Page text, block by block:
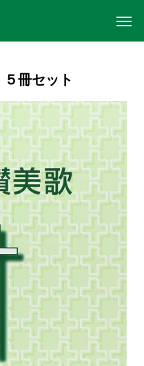
冊セット